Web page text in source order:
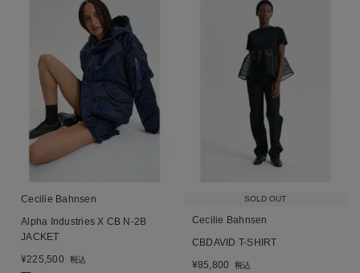
Cecilie Bahnsen
Alpha Industries X CB N-2B
JACKET
¥225,500 税込
SOLD OUT
Cecilie Bahnsen
CBDAVID T-SHIRT
¥85,800 税込